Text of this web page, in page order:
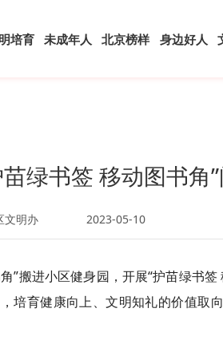
培育 未成年人 北京榜样 身边好人
绿书签 移动图书角
文明办 2023-05-10
”搬进小区健身园，开展“护苗绿书
培育健康向上、文明知礼的价值取